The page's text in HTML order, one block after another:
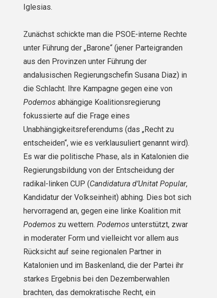
Iglesias.
Zunächst schickte man die PSOE-interne Rechte
unter Führung der „Barone“ (jener Parteigranden
aus den Provinzen unter Führung der
andalusischen Regierungschefin Susana Diaz) in
die Schlacht. Ihre Kampagne gegen eine von
Podemosabhängige Koalitionsregierung
fokussierte auf die Frage eines
Unabhängigkeitsreferendums (das „Recht zu
entscheiden“, wie es verklausuliert genannt wird).
Es war die politische Phase, als in Katalonien die
Regierungsbildung von der Entscheidung der
radikal-linken CUP (Candidatura d’Unitat Popular,
Kandidatur der Volkseinheit) abhing. Dies bot sich
hervorragend an, gegen eine linke Koalition mit
Podemoszu wettern. Podemosunterstützt, zwar
in moderater Form und vielleicht vor allem aus
Rücksicht auf seine regionalen Partner in
Katalonien und im Baskenland, die der Partei ihr
starkes Ergebnis bei den Dezemberwahlen
brachten, das demokratische Recht, ein